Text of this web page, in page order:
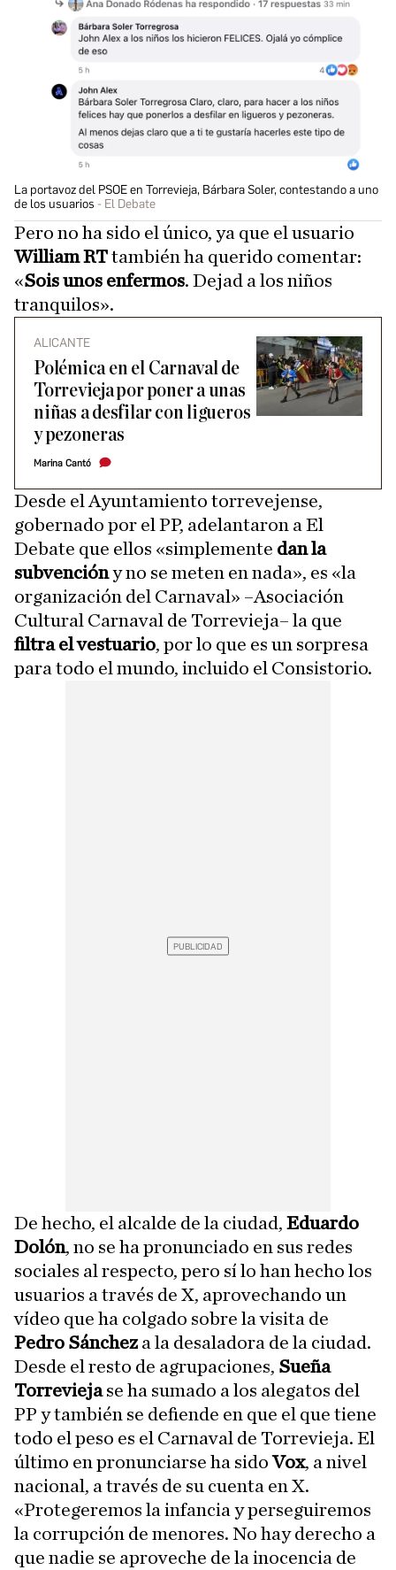
La portavoz del PSOE en Torrevieja, Bárbara Soler, contestando a uno
de los usuarios
El Debate
Pero no ha sido el único, ya que el usuario
William RTtambién ha querido comentar:
«Sois unos enfermos. Dejad a los niños
tranquilos».
ALICANTE
Polémica en el Carnaval de
Torrevieja por poner a unas
niñas a desfilar con ligueros
y pezoneras
Marina Cantó
Desde el Ayuntamiento torrevejense,
gobernado por el PP, adelantaron a El
Debate que ellos «simplemente dan la
subvencióny no se meten en nada», es «la
organización del Carnaval» –Asociación
Cultural Carnaval de Torrevieja– la que
filtra el vestuario, por lo que es un sorpresa
para todo el mundo, incluido el Consistorio.
De hecho, el alcalde de la ciudad, Eduardo
Dolón, no se ha pronunciado en sus redes
sociales al respecto, pero sí lo han hecho los
usuarios a través de X, aprovechando un
vídeo que ha colgado sobre la visita de
Pedro Sáncheza la desaladora de la ciudad.
Desde el resto de agrupaciones, Sueña
Torreviejase ha sumado a los alegatos del
PP y también se defiende en que el que tiene
todo el peso es el Carnaval de Torrevieja. El
último en pronunciarse ha sidoVox, a nivel
nacional, a través de su cuenta en X.
«Protegeremos la infancia y perseguiremos
la corrupción de menores. No hay derecho a
que nadie se aproveche de la inocencia de